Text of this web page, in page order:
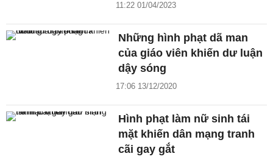
11:22 01/04/2023
Những hình phạt dã man
của giáo viên khiến dư luận
dậy sóng
17:06 13/12/2020
Hình phạt làm nữ sinh tái
mặt khiến dân mạng tranh
cãi gay gắt